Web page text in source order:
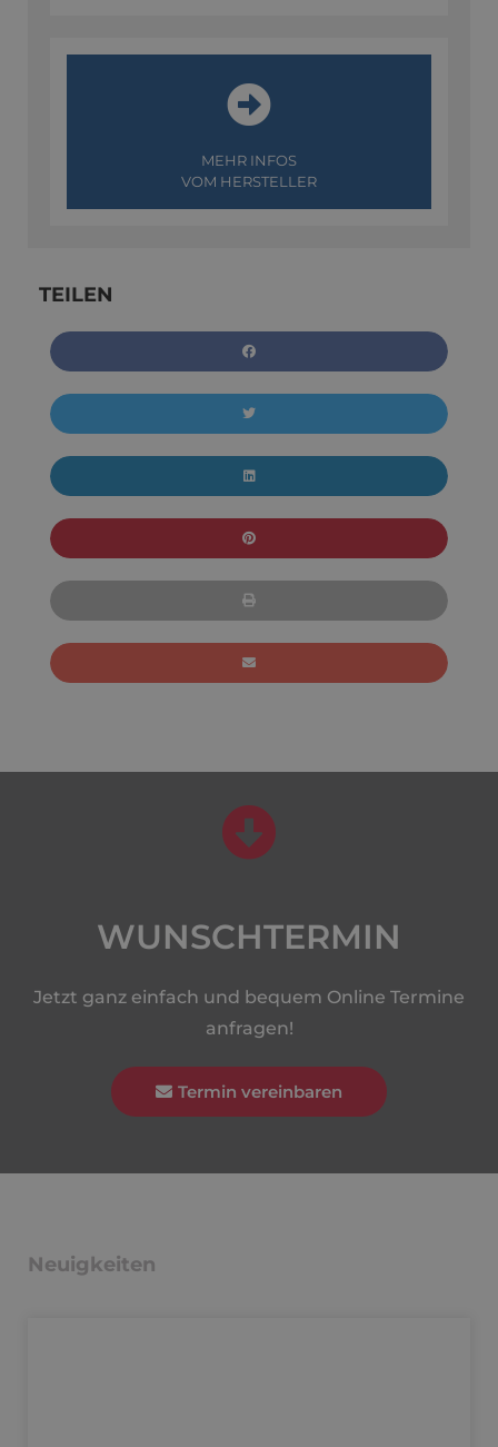
MEHR INFOS
VOM HERSTELLER
TEILEN
WUNSCHTERMIN
Jetzt ganz einfach und bequem Online Termine
anfragen!
Termin vereinbaren
Neuigkeiten